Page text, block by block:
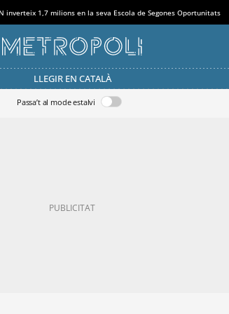
inverteix 1,7 milions en la seva Escola de Segones Oportunitats
LLEGIR EN CATALÀ
Passa’t al mode estalvi